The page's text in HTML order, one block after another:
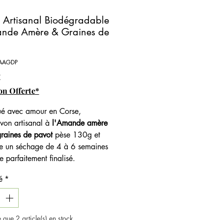
Artisanal Biodégradable
Amère & Graines de
Prix
Offerte*
avec amour en Corse,
artisanal à l'Amande amère
de pavot pèse 130g et
un séchage de 4 à 6 semaines
parfaitement finalisé.
offre un effet gommant sur votre
un résultat doux et soyeux.
à 8% et une formule
peaux sensibles, ce savon
*